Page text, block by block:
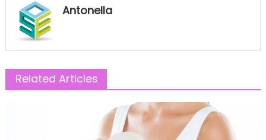
Antonella
Related Articles